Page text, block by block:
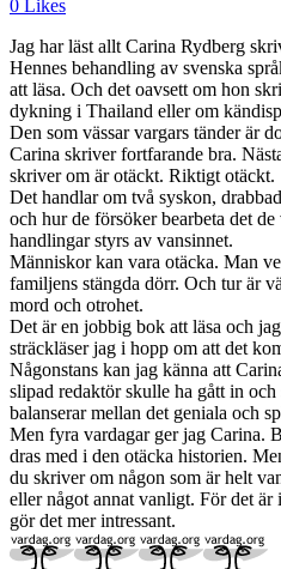
0 Likes
Jag har läst allt Carina Rydberg
Hennes behandling av svenska
att läsa. Och det oavsett om hon
dykning i Thailand eller om
Den som vässar vargars tänder är
Carina skriver fortfarande bra.
skriver om är otäckt. Riktigt otäckt.
Det handlar om två syskon,
och hur de försöker bearbeta det
handlingar styrs av vansinnet.
Människor kan vara otäcka. Man
familjens stängda dörr. Och tur är
mord och otrohet.
Det är en jobbig bok att läsa och
sträckläser jag i hopp om att det
Någonstans kan jag känna att
slipad redaktör skulle ha gått in
balanserar mellan det geniala och
Men fyra vardagar ger jag Carina.
dras med i den otäcka historien.
du skriver om någon som är helt
eller något annat vanligt. För det är
gör det mer intressant.